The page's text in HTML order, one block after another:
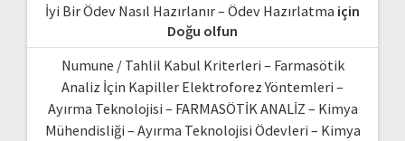
İyi Bir Ödev Nasıl Hazırlanır – Ödev Hazırlatma için
Doğu olfun
Numune / Tahlil Kabul Kriterleri – Farmasötik
Analiz İçin Kapiller Elektroforez Yöntemleri –
Ayırma Teknolojisi – FARMASÖTİK ANALİZ – Kimya
Mühendisliği – Ayırma Teknolojisi Ödevleri – Kimya